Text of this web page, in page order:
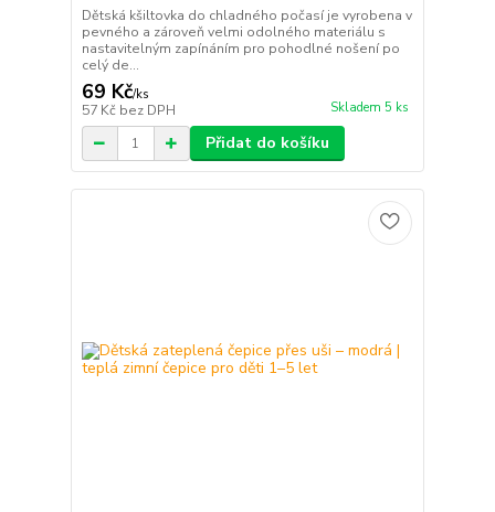
Dětská kšiltovka do chladného počasí je vyrobena v
pevného a zároveň velmi odolného materiálu s
nastavitelným zapínáním pro pohodlné nošení po
celý de...
69 Kč/ks
57 Kč bez DPH Skladem 5 ks
Přidat do košíku